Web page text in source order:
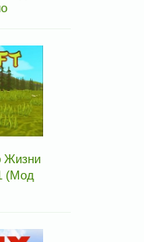
Жизни
(Мод